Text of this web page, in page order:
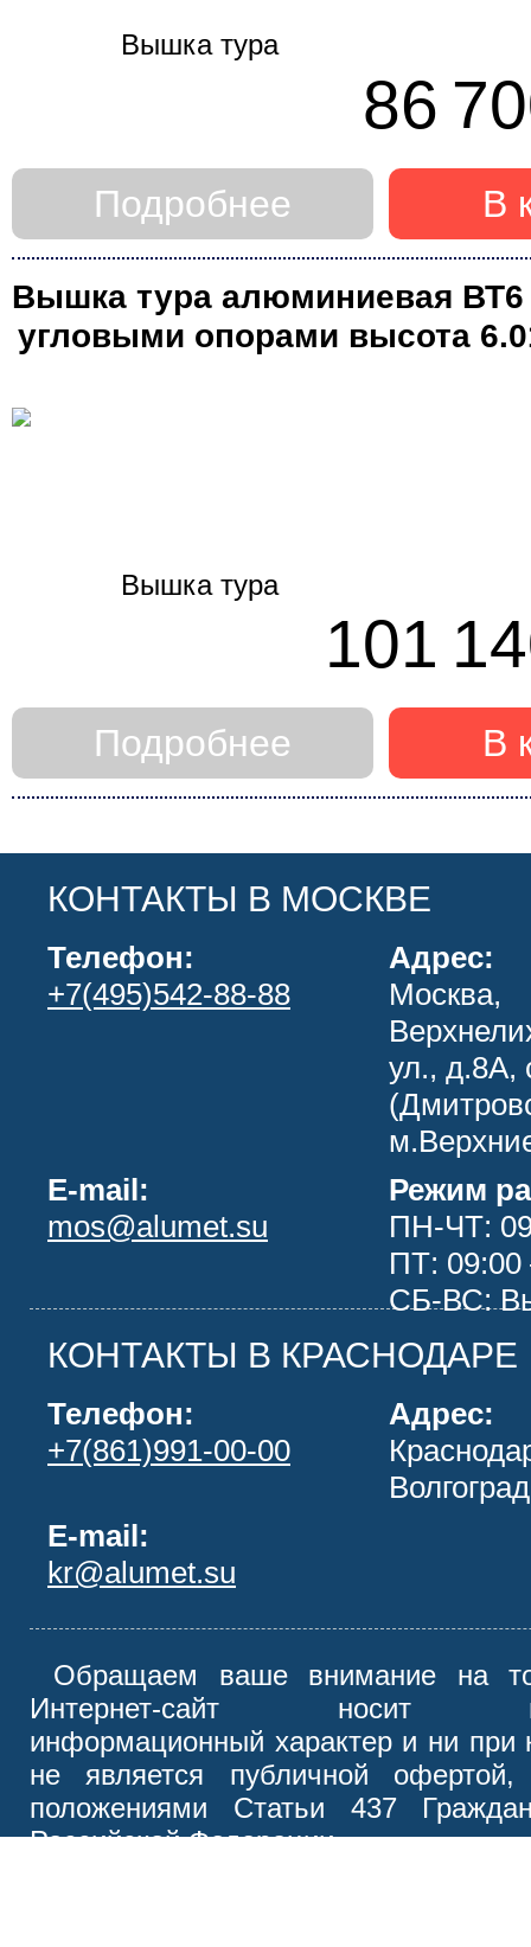
86
В
Подробнее
Вышка тура алюминиевая ВТ6
угловыми опорами высота
101
В
Подробнее
КОНТАКТЫ В МОСКВЕ
Телефон:
+7(495)542-88-88
Адрес:
Москва,
ул., д.8А,
E-mail:
mos@alumet.su
Режим
ПН-ЧТ:
ПТ: 09:00
СБ-ВС:
КОНТАКТЫ В КРАСНОДАРЕ
Телефон:
+7(861)991-00-00
Адрес:
E-mail:
kr@alumet.su
Обращаем ваше внимание на
Интернет-сайт носит
информационный характер и ни при
не является публичной офертой,
положениями Статьи 437
Российской Федерации.